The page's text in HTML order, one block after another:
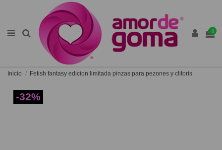
0
Inicio Fetish fantasy edicion limitada pinzas para pezones y clitoris
-32%